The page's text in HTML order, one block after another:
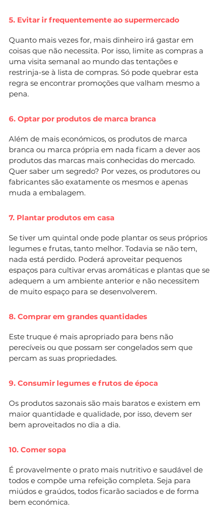
5. Evitar ir frequentemente ao supermercado
Quanto mais vezes for, mais dinheiro irá gastar em
coisas que não necessita. Por isso, limite as compras a
uma visita semanal ao mundo das tentações e
restrinja-se à lista de compras. Só pode quebrar esta
regra se encontrar promoções que valham mesmo a
pena.
6. Optar por produtos de marca branca
Além de mais económicos, os produtos de marca
branca ou marca própria em nada ficam a dever aos
produtos das marcas mais conhecidas do mercado.
Quer saber um segredo? Por vezes, os produtores ou
fabricantes são exatamente os mesmos e apenas
muda a embalagem.
7. Plantar produtos em casa
Se tiver um quintal onde pode plantar os seus próprios
legumes e frutas, tanto melhor. Todavia se não tem,
nada está perdido. Poderá aproveitar pequenos
espaços para cultivar ervas aromáticas e plantas que se
adequem a um ambiente anterior e não necessitem
de muito espaço para se desenvolverem.
8. Comprar em grandes quantidades
Este truque é mais apropriado para bens não
perecíveis ou que possam ser congelados sem que
percam as suas propriedades.
9. Consumir legumes e frutos de época
Os produtos sazonais são mais baratos e existem em
maior quantidade e qualidade, por isso, devem ser
bem aproveitados no dia a dia.
10. Comer sopa
É provavelmente o prato mais nutritivo e saudável de
todos e compõe uma refeição completa. Seja para
miúdos e graúdos, todos ficarão saciados e de forma
bem económica.